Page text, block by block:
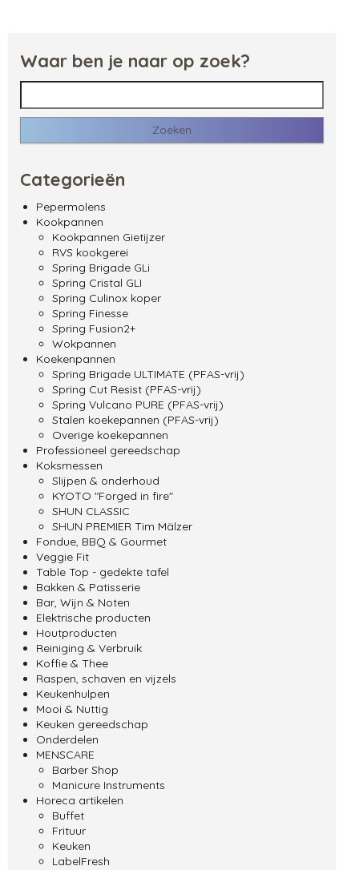
Waar ben je naar op zoek?
Zoeken naar:
Categorieën
Pepermolens
Kookpannen
Kookpannen Gietijzer
RVS kookgerei
Spring Brigade GLi
Spring Cristal GLI
Spring Culinox koper
Spring Finesse
Spring Fusion2+
Wokpannen
Koekenpannen
Spring Brigade ULTIMATE (PFAS-vrij)
Spring Cut Resist (PFAS-vrij)
Spring Vulcano PURE (PFAS-vrij)
Stalen koekepannen (PFAS-vrij)
Overige koekepannen
Professioneel gereedschap
Koksmessen
Slijpen & onderhoud
KYOTO "Forged in fire"
SHUN CLASSIC
SHUN PREMIER Tim Mälzer
Fondue, BBQ & Gourmet
Veggie Fit
Table Top - gedekte tafel
Bakken & Patisserie
Bar, Wijn & Noten
Elektrische producten
Houtproducten
Reiniging & Verbruik
Koffie & Thee
Raspen, schaven en vijzels
Keukenhulpen
Mooi & Nuttig
Keuken gereedschap
Onderdelen
MENSCARE
Barber Shop
Manicure Instruments
Horeca artikelen
Buffet
Frituur
Keuken
LabelFresh